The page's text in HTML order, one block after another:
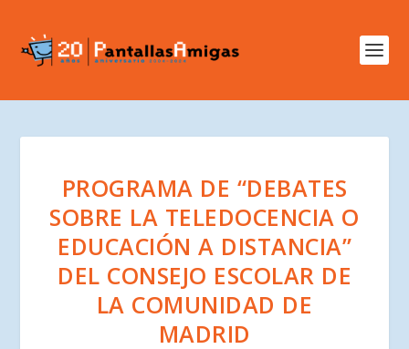
PROGRAMA DE “DEBATES
SOBRE LA TELEDOCENCIA O
EDUCACIÓN A DISTANCIA”
DEL CONSEJO ESCOLAR DE
LA COMUNIDAD DE
MADRID